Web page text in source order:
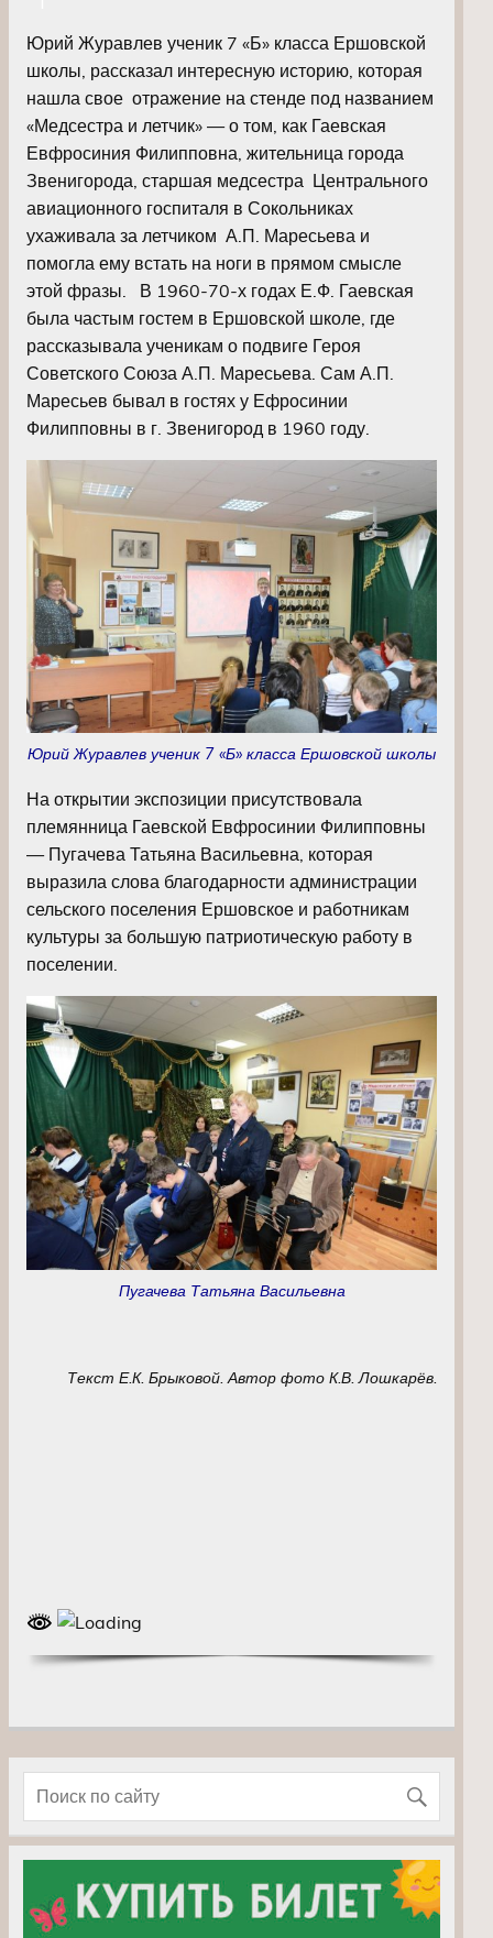
Юрий Журавлев ученик 7 «Б» класса Ершовской
школы, рассказал интересную историю, которая
нашла свое отражение на стенде под названием
«Медсестра и летчик» — о том, как Гаевская
Евфросиния Филипповна, жительница города
Звенигорода, старшая медсестра Центрального
авиационного госпиталя в Сокольниках
ухаживала за летчиком А.П. Маресьева и
помогла ему встать на ноги в прямом смысле
этой фразы. В 1960-70-х годах Е.Ф. Гаевская
была частым гостем в Ершовской школе, где
рассказывала ученикам о подвиге Героя
Советского Союза А.П. Маресьева. Сам А.П.
Маресьев бывал в гостях у Ефросинии
Филипповны в г. Звенигород в 1960 году.
Юрий Журавлев ученик 7 «Б» класса Ершовской школы
На открытии экспозиции присутствовала
племянница Гаевской Евфросинии Филипповны
— Пугачева Татьяна Васильевна, которая
выразила слова благодарности администрации
сельского поселения Ершовское и работникам
культуры за большую патриотическую работу в
поселении.
Пугачева Татьяна Васильевна
Текст Е.К. Брыковой. Автор фото К.В. Лошкарёв.